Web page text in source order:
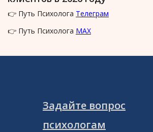
👉 Путь Психолога Телеграм
👉 Путь Психолога MAX
Задайте вопрос
психологам